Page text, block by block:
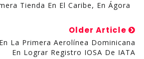
Tienda En El Caribe, En Ágora
Older Article
La Primera Aerolínea Dominicana
En Lograr Registro IOSA De IATA